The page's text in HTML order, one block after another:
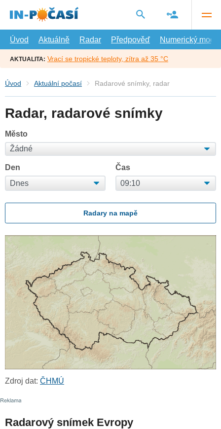
hlavní
Úvod
Aktuálně Radar Předpověď Numerický model
AKTUALITA: Vrací se tropické teploty, zítra až 35 °C
Úvod Aktuální počasí Radarové snímky, radar
Radar, radarové snímky
Město
Den Čas
Radary na mapě
Zdroj dat: ČHMÚ
Radarový snímek Evropy